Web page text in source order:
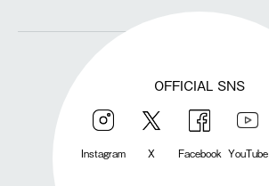
OFFICIAL SNS
Instagram X Facebook YouTube